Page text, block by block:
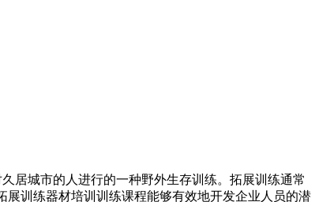
居城市的人进行的一种野外生存训练。拓展训练通常
训练器材培训训练课程能够有效地开发企业人员的潜